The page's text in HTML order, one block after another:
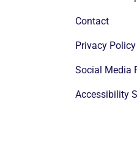
Contact
Privacy Policy
Social Media
Accessibility